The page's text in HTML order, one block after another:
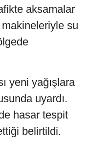
aksamalar
su
yeni yağışlara
uyardı.
hasar tespit
belirtildi.